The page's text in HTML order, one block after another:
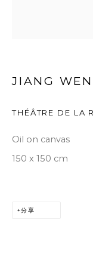
JIANG
THÉÂTRE DE LA
Oil on canvas
150 x 150 cm
分享